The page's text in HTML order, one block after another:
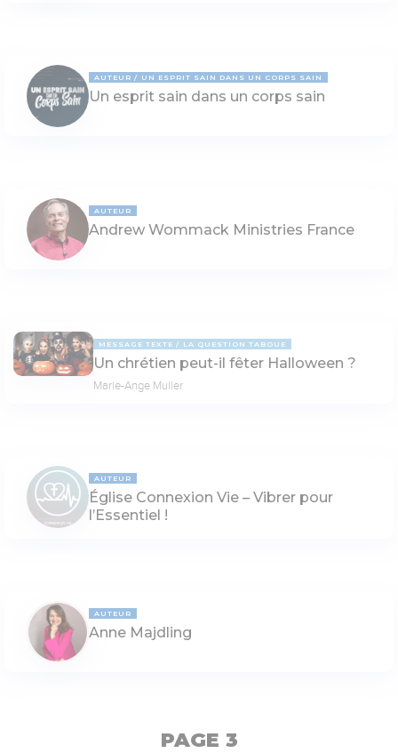
AUTEUR UN ESPRIT SAIN DANS UN CORPS SAIN
Un esprit sain dans un corps sain
AUTEUR
Andrew Wommack Ministries France
MESSAGE TEXTE LA QUESTION TABOUE
Un chrétien peut-il fêter Halloween ?
Marie-Ange Muller
AUTEUR
Église Connexion Vie – Vibrer pour
l’Essentiel !
AUTEUR
Anne Majdling
PAGE 3